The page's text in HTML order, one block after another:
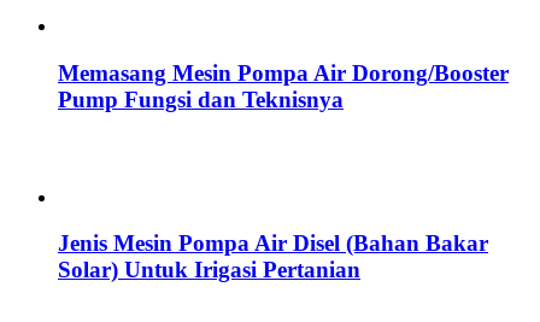
Memasang Mesin Pompa Air Dorong/Booster
Pump Fungsi dan Teknisnya
Jenis Mesin Pompa Air Disel (Bahan Bakar
Solar) Untuk Irigasi Pertanian